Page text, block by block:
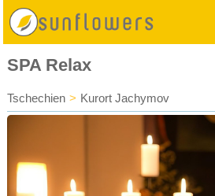
SPA Relax
Tschechien > Kurort Jachymov